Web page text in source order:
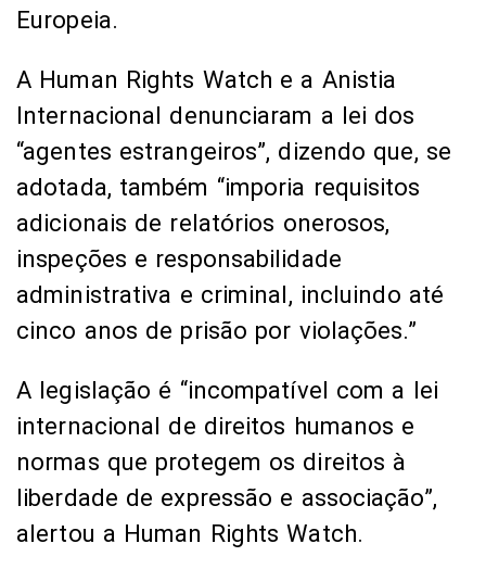
Europeia.
A Human Rights Watch e a Anistia
Internacional denunciaram a lei dos
“agentes estrangeiros”, dizendo que, se
adotada, também “imporia requisitos
adicionais de relatórios onerosos,
inspeções e responsabilidade
administrativa e criminal, incluindo até
cinco anos de prisão por violações.”
A legislação é “incompatível com a lei
internacional de direitos humanos e
normas que protegem os direitos à
liberdade de expressão e associação”,
alertou a Human Rights Watch.